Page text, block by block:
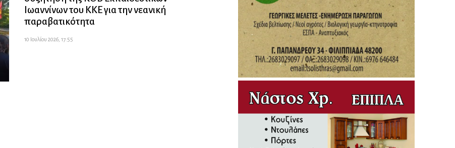
Ιωαννίνων του ΚΚΕ για την νεανική
παραβατικότητα
10 Ιουλίου 2026, 17:55